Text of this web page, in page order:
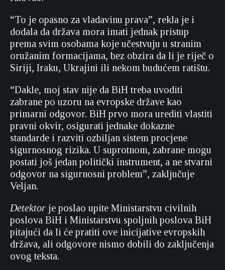
“To je opasno za vladavinu prava”, rekla je i
dodala da država mora imati jednak pristup
prema svim osobama koje učestvuju u stranim
oružanim formacijama, bez obzira da li je riječ o
Siriji, Iraku, Ukrajini ili nekom budućem ratištu.
“Dakle, moj stav nije da BiH treba uvoditi
zabrane po uzoru na evropske države kao
primarni odgovor. BiH prvo mora urediti vlastiti
pravni okvir, osigurati jednake dokazne
standarde i razviti ozbiljan sistem procjene
sigurnosnog rizika. U suprotnom, zabrane mogu
postati još jedan politički instrument, a ne stvarni
odgovor na sigurnosni problem”, zaključuje
Veljan.
Detektor je poslao upite Ministarstvu civilnih
poslova BiH i Ministarstvu spoljnih poslova BiH
pitajući da li će pratiti ove inicijative evropskih
država, ali odgovore nismo dobili do zaključenja
ovog teksta.